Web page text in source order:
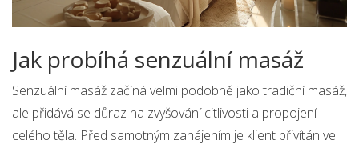
Jak probíhá senzuální masáž
Senzuální masáž začíná velmi podobně jako tradiční masáž,
ale přidává se důraz na zvyšování citlivosti a propojení
celého těla. Před samotným zahájením je klient přivítán ve